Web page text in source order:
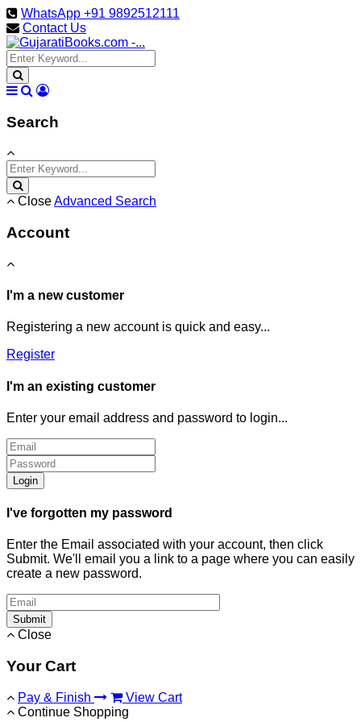
WhatsApp +91 9892512111
Contact Us
Search
CloseAdvanced Search
Account
I'm a new customer
Registering a new account is quick and easy...
Register
I'm an existing customer
Enter your email address and password to login...
Login
I've forgotten my password
Enter the Email associated with your account, then click
Submit. We'll email you a link to a page where you can easily
create a new password.
Submit
Close
Your Cart
Pay & Finish
View Cart
Continue Shopping